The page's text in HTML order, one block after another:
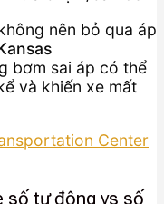
nên bỏ qua áp
bơm sai áp có thể
và khiến xe mất
Center
số tự động vs số